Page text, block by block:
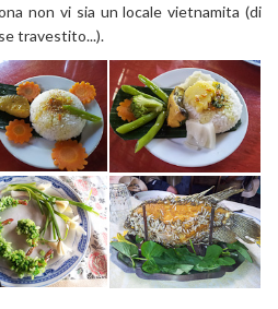
non vi sia un locale vietnamita (di
travestito...).